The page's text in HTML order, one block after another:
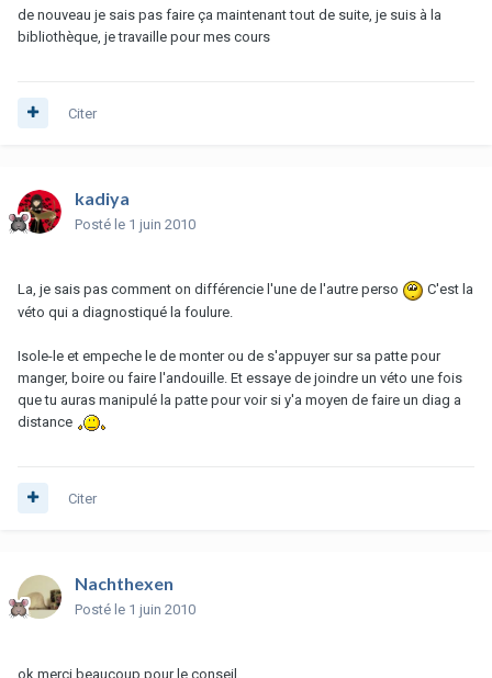
de nouveau je sais pas faire ça maintenant tout de suite, je suis à la
bibliothèque, je travaille pour mes cours
Citer
kadiya
Posté le 1 juin 2010
La, je sais pas comment on différencie l'une de l'autre perso
C'est la
véto qui a diagnostiqué la foulure.
Isole-le et empeche le de monter ou de s'appuyer sur sa patte pour
manger, boire ou faire l'andouille. Et essaye de joindre un véto une fois
que tu auras manipulé la patte pour voir si y'a moyen de faire un diag a
distance
Citer
Nachthexen
Posté le 1 juin 2010
ok merci beaucoup pour le conseil.